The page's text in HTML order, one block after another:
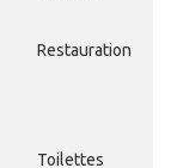
Restauration
Toilettes